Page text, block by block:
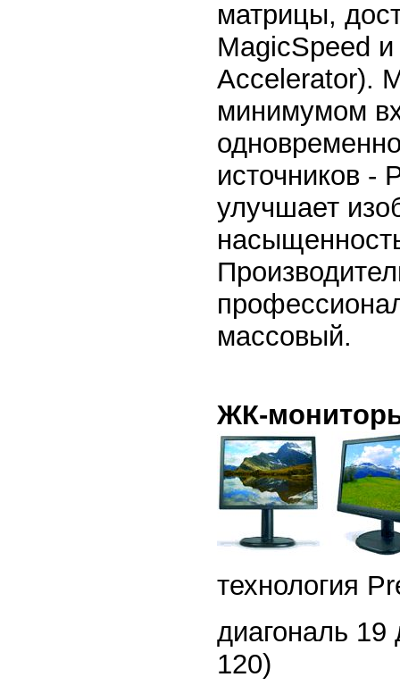
матрицы,
MagicSpeed
Accelerator).
минимумом
источников -
улучшает
массовый.
ЖК-
технология
диагональ
120)